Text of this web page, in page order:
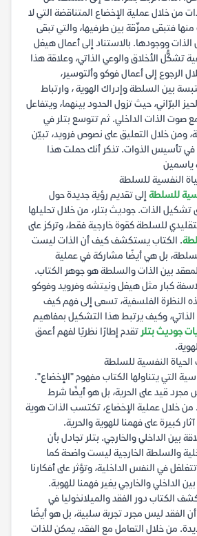
من خلال عملية الإخضاع المتناقضة التي لا
فتبقى ممزّقة بين طرفيها، والتي تبقى
ووجودها. بالاستناد إلى أعمال هيغل
تشكُّل الأخلاق والوعي الذاتي، وعلاقة هذا
الرجوع إلى أعمال فوكو وألتوسير،
بين السلطة وإدراك الهوية ، وارتباط
البرّاني، حيث تزول الحدود بينهما، ويتفاعل
صوت الذات الداخلي. ثم تتوسع بتلر في
ومن خلال التعليق على نصوص فرويد، تبيّن
في تأسيس الذوات. تذكر أنك حملت هذا
ياسمين
النفسية للسلطة
للسلطة إلى تقديم رؤية جديدة حول
تشكيل الذات. جوديث بتلر، من خلال تحليلها
للسلطة كقوة خارجية فقط، وتركز على
. الكتاب يستكشف كيف أن الذات ليست
بل هي أيضًا مشاركة في عملية
بين الذات والسلطة هو جوهر الكتاب.
كبار مثل هيغل ونيتشه وفرويد وفوكو
النظرة الفلسفية، تسعى إلى فهم كيف
وكيف يرتبط هذا التشكيل بمفاهيم
جوديث بتلر تقدم إطارًا نظريًا لفهم أعمق
النفسية للسلطة
التي يتناولها الكتاب مفهوم "الإخضاع".
مجرد قيد على الحرية، بل هو أيضًا شرط
خلال عملية الإخضاع، تكتسب الذات هوية
كبيرة على فهمنا للهوية والحرية.
بين الداخلي والخارجي. بتلر تجادل بأن
والسلطة الخارجية ليست واضحة كما
في النفس الداخلية، وتؤثر على أفكارنا
الداخلي والخارجي يغير فهمنا للهوية.
الكتاب دور الفقد والميلانخوليا في
الفقد ليس مجرد تجربة سلبية، بل هو أيضًا
من خلال التعامل مع الفقد، يمكن للذات